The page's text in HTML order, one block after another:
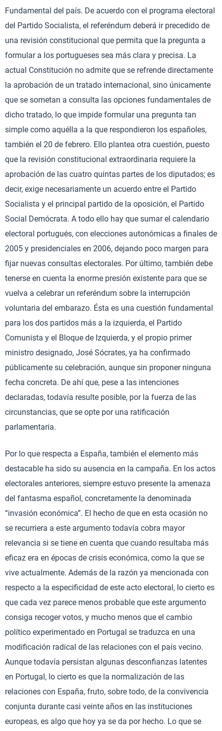
Fundamental del país. De acuerdo con el programa electoral
del Partido Socialista, el referéndum deberá ir precedido de
una revisión constitucional que permita que la pregunta a
formular a los portugueses sea más clara y precisa. La
actual Constitución no admite que se refrende directamente
la aprobación de un tratado internacional, sino únicamente
que se sometan a consulta las opciones fundamentales de
dicho tratado, lo que impide formular una pregunta tan
simple como aquélla a la que respondieron los españoles,
también el 20 de febrero. Ello plantea otra cuestión, puesto
que la revisión constitucional extraordinaria requiere la
aprobación de las cuatro quintas partes de los diputados; es
decir, exige necesariamente un acuerdo entre el Partido
Socialista y el principal partido de la oposición, el Partido
Social Demócrata. A todo ello hay que sumar el calendario
electoral portugués, con elecciones autonómicas a finales de
2005 y presidenciales en 2006, dejando poco margen para
fijar nuevas consultas electorales. Por último, también debe
tenerse en cuenta la enorme presión existente para que se
vuelva a celebrar un referéndum sobre la interrupción
voluntaria del embarazo. Ésta es una cuestión fundamental
para los dos partidos más a la izquierda, el Partido
Comunista y el Bloque de Izquierda, y el propio primer
ministro designado, José Sócrates, ya ha confirmado
públicamente su celebración, aunque sin proponer ninguna
fecha concreta. De ahí que, pese a las intenciones
declaradas, todavía resulte posible, por la fuerza de las
circunstancias, que se opte por una ratificación
parlamentaria.
Por lo que respecta a España, también el elemento más
destacable ha sido su ausencia en la campaña. En los actos
electorales anteriores, siempre estuvo presente la amenaza
del fantasma español, concretamente la denominada
“invasión económica”. El hecho de que en esta ocasión no
se recurriera a este argumento todavía cobra mayor
relevancia si se tiene en cuenta que cuando resultaba más
eficaz era en épocas de crisis económica, como la que se
vive actualmente. Además de la razón ya mencionada con
respecto a la especificidad de este acto electoral, lo cierto es
que cada vez parece menos probable que este argumento
consiga recoger votos, y mucho menos que el cambio
político experimentado en Portugal se traduzca en una
modificación radical de las relaciones con el país vecino.
Aunque todavía persistan algunas desconfianzas latentes
en Portugal, lo cierto es que la normalización de las
relaciones con España, fruto, sobre todo, de la convivencia
conjunta durante casi veinte años en las instituciones
europeas, es algo que hoy ya se da por hecho. Lo que se